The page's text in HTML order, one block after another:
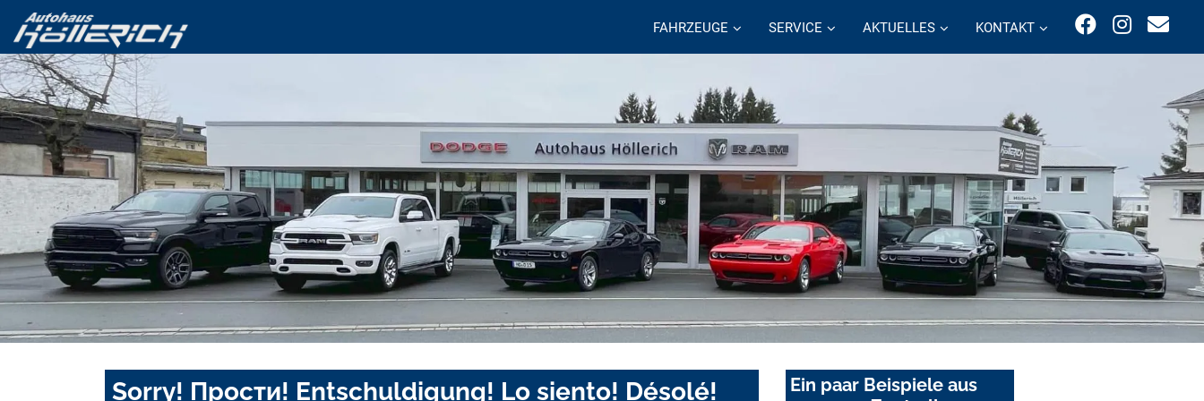
FAHRZEUGE SERVICE AKTUELLES KONTAKT
Sorry! Прости! Entschuldigung! Lo siento! Désolé!
Ein paar Beispiele aus